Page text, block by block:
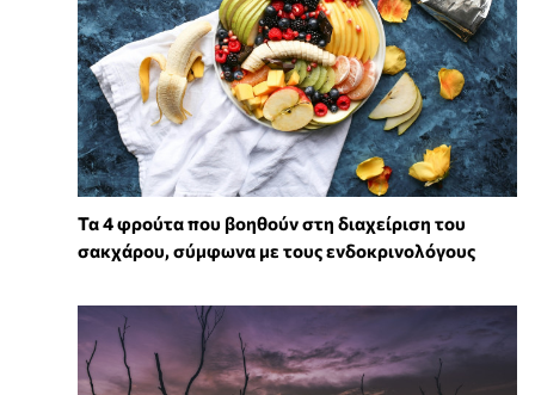
Τα 4 φρούτα που βοηθούν στη διαχείριση του
σακχάρου, σύμφωνα με τους ενδοκρινολόγους